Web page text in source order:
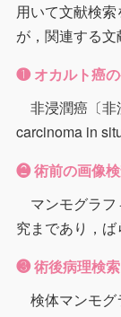
用いて文献検
が，関連する文
❶ オカルト癌
非浸潤癌〔
carcinoma in
❷ 術前の画像
マンモグラ
究まであり，ば
❸ 術後病理検索
検体マンモ